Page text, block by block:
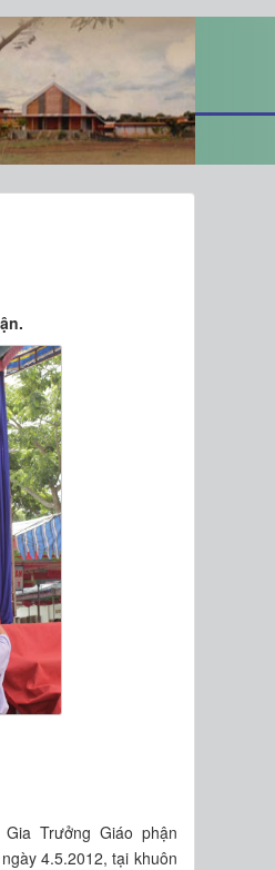
Trưởng Giáo phận
4.5.2012, tại khuôn